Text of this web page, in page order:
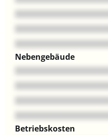
Nebengebäude
Betriebskosten